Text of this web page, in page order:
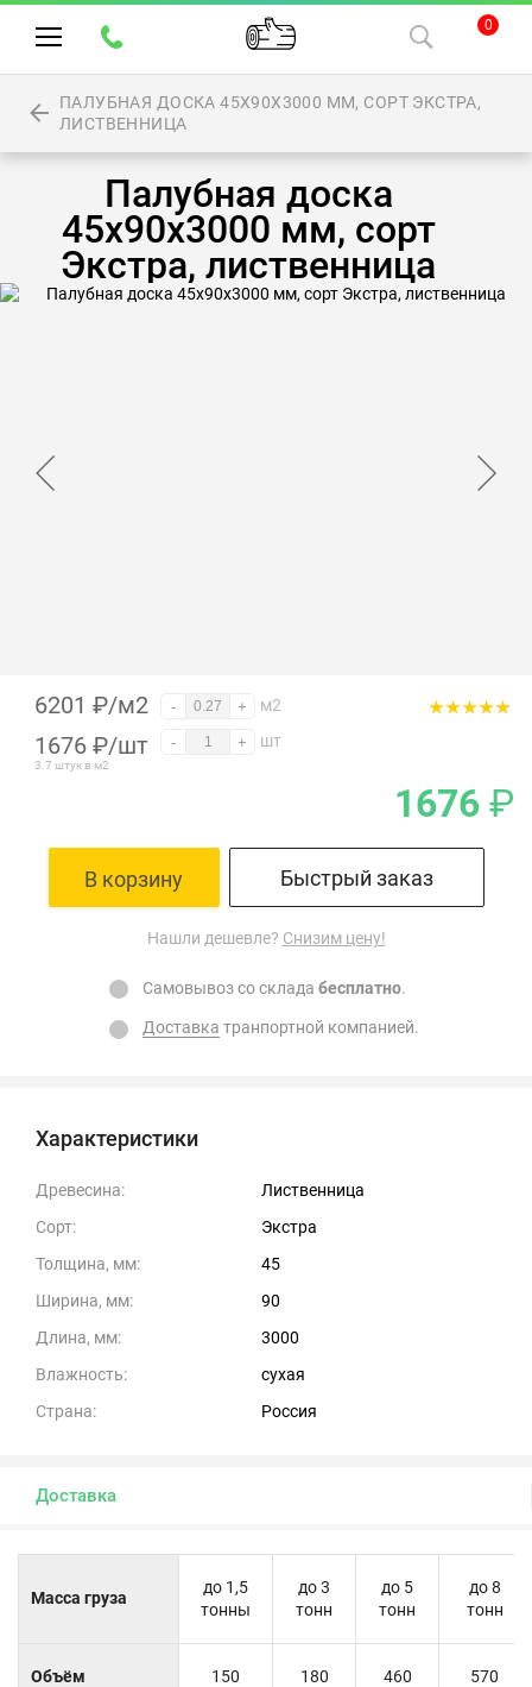
0
ПАЛУБНАЯ ДОСКА 45Х90Х3000 ММ, СОРТ ЭКСТРА,
ЛИСТВЕННИЦА
Палубная доска
45х90х3000 мм, сорт
Экстра, лиственница
Характеристики
Древесина:
Лиственница
Сорт:
Экстра
Толщина, мм:
45
Ширина, мм:
90
Длина, мм:
3000
Влажность:
сухая
Страна:
Россия
6201 ₽/м2 - + м2
1676 ₽/шт
3.7 штук в м2
- + шт
1676 ₽
В корзину Быстрый заказ
Нашли дешевле? Снизим цену!
Самовывоз со склада бесплатно.
Доставка транпортной компанией.
Доставка
Масса груза
до 1,5
тонны
до 3
тонн
до 5
тонн
до 8
тонн
Объём
150
180
460
570